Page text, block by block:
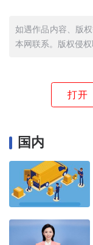
如遇作品内容、版
本网联系。版权侵
打开
国内